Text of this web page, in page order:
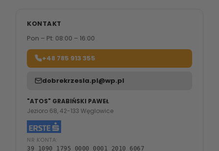
KONTAKT
Pon – Pt: 08:00 – 16:00
+48 785 913 355
dobrekrzesla.pl@wp.pl
"ATOS" GRABIŃSKI PAWEŁ
Jezioro 68, 42-133 Węglowice
NR KONTA:
39 1090 1795 0000 0001 2010 6067